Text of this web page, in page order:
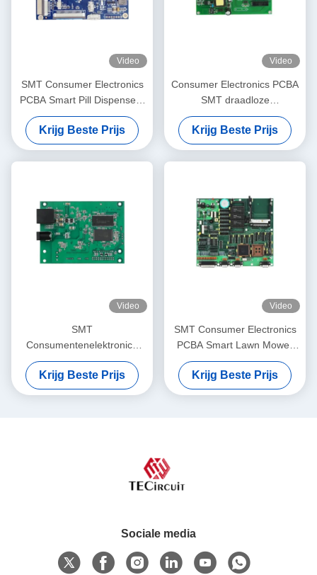
Video
SMT Consumer Electronics
PCBA Smart Pill Dispensers
Printed Circuit Board
Assemblage
Krijg Beste Prijs
Video
Consumer Electronics PCBA
SMT draadloze
oplaadpannen PCB-
productie en assemblage
Krijg Beste Prijs
Video
SMT
Consumentenelektronica
PCBA Smart Pool Cleaner
Printed Circuit Board
Assembly
Krijg Beste Prijs
Video
SMT Consumer Electronics
PCBA Smart Lawn Mower
Printed Circuit Board
Assemblage
Krijg Beste Prijs
Sociale media